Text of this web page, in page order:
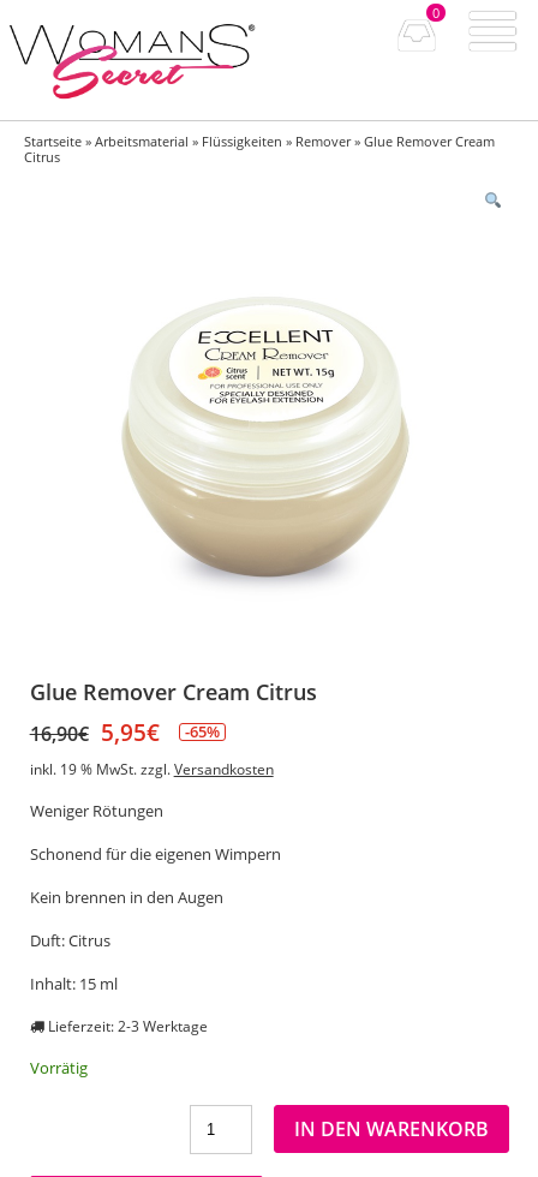
0
Startseite »Arbeitsmaterial » Flüssigkeiten » Remover» Glue Remover Cream
Citrus
Glue Remover Cream Citrus
16,90€ 5,95€ -65%
inkl. 19 % MwSt. zzgl. Versandkosten
Weniger Rötungen
Schonend für die eigenen Wimpern
Kein brennen in den Augen
Duft: Citrus
Inhalt: 15 ml
Lieferzeit: 2-3 Werktage
Vorrätig
IN DEN WARENKORB